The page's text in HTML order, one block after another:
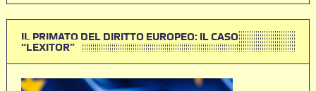
IL PRIMATO DEL DIRITTO EUROPEO: IL CASO
“LEXITOR”